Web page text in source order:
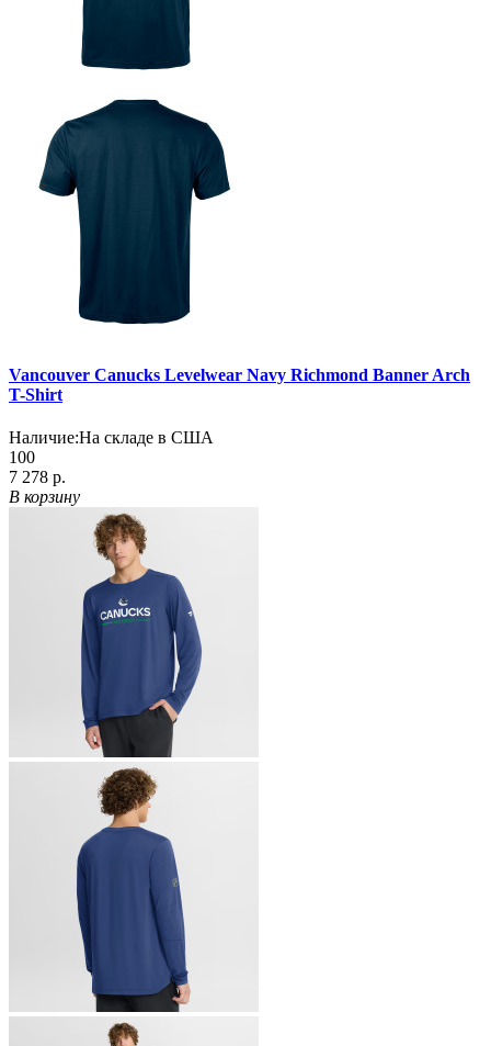
Vancouver Canucks Levelwear Navy Richmond Banner Arch
T-Shirt
Наличие:На складе в США
100
7 278 р.
В корзину